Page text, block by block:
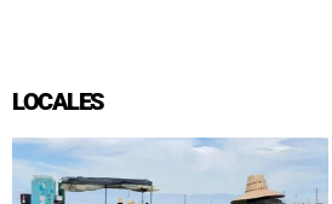
LOCALES